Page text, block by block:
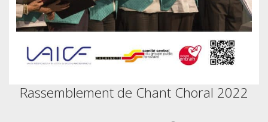
Rassemblement de Chant Choral 2022